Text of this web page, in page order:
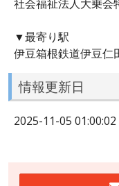
社会福祉法人大乗会
▼最寄り駅
伊豆箱根鉄道伊豆仁
情報更新日
2025-11-05 01:00:02